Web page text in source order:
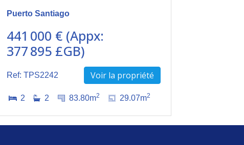
Puerto Santiago
441 000 € (Appx:
377 895 £GB)
Ref: TPS2242 Voir la propriété
2 2 83.80m2 29.07m2